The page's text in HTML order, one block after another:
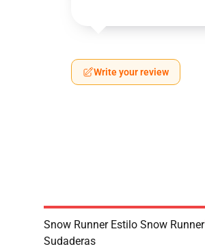
Write your review
Snow Runner Estilo Snow Runner
Sudaderas